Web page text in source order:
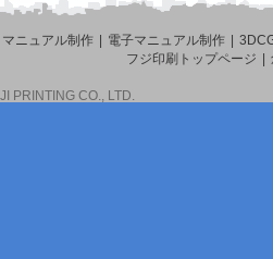
マニュアル制作 電子マニュアル制作
フジ印刷トップページ
PRINTING CO., LTD.